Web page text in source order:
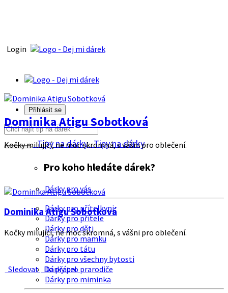
Login
Přihlásit se
Tipy na dárkyTipy na dárky
Pro koho hledáte dárek?
Dárky pro vás
Dárky pro přítelkyni
Dárky pro přítele
Dárky pro děti
Dárky pro mamku
Dárky pro tátu
Dárky pro všechny bytosti
Dárky pro prarodiče
Dárky pro miminka
Dominika Atigu Sobotková
Kočky milující, ne moc skromná, s vášni pro oblečení.
Dominika Atigu Sobotková
Kočky milující, ne moc skromná, s vášni pro oblečení.
Sledovat Do přátel